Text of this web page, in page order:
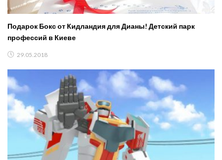
Подарок Бокс от Кидландия для Дианы! Детский парк
профессий в Киеве
29.05.2018